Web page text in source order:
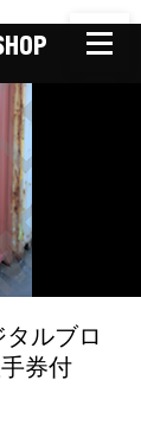
ルブロ
券付